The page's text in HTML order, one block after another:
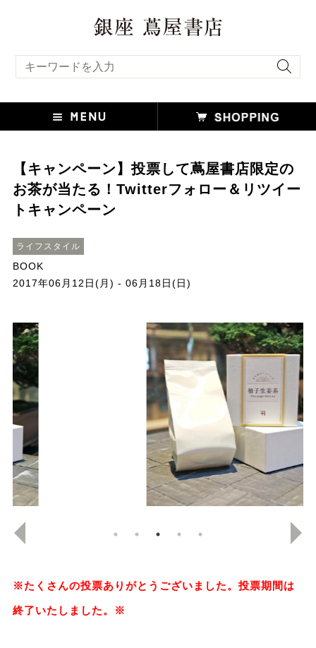
【キャンペーン】投票して蔦屋書店限定の
お茶が当たる！Twitterフォロー＆リツイー
トキャンペーン
ライフスタイル
BOOK
2017年06月12日(月) - 06月18日(日)
※たくさんの投票ありがとうございました。投票期間は
終了いたしました。※